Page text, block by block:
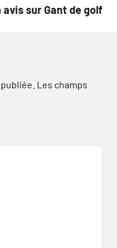
avis sur Gant de golf
Les champs